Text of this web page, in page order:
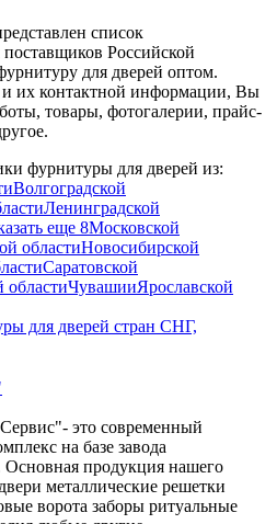
список
Российской
для дверей оптом.
их контактной информации, Вы
товары, фотогалерии, прайс-
фурнитуры для дверей из:
Волгоградской
Ленинградской
еще 8Московской
областиНовосибирской
Саратовской
областиЧувашииЯрославской
для дверей стран СНГ,
это современный
на базе завода
Основная продукция нашего
металлические решетки
ворота заборы ритуальные